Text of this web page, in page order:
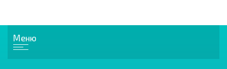
Меню